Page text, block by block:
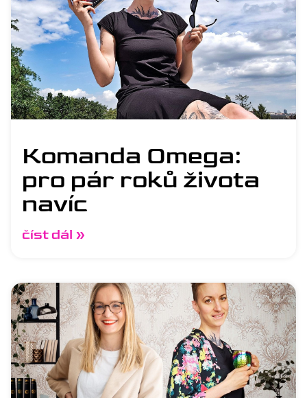
Komanda Omega:
pro pár roků života
navíc
číst dál »